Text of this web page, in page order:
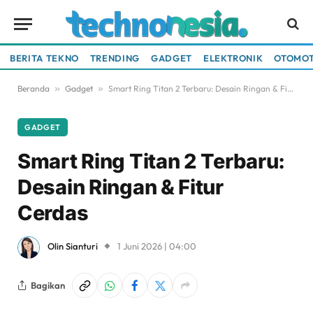
BERITA TEKNO TRENDING GADGET ELEKTRONIK
Beranda » Gadget » Smart Ring Titan 2 Terbaru: Desain Ringan & Fitur Cerdas
GADGET
Smart Ring Titan 2 Terbaru:
Desain Ringan & Fitur
Cerdas
Olin Sianturi 1 Juni 2026 | 04:00
Bagikan